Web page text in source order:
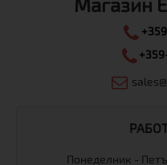
Понеделник -